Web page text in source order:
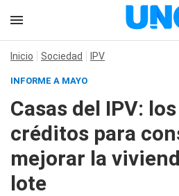
Inicio Sociedad IPV
INFORME A MAYO
Casas del IPV:
créditos para
mejorar la
lote